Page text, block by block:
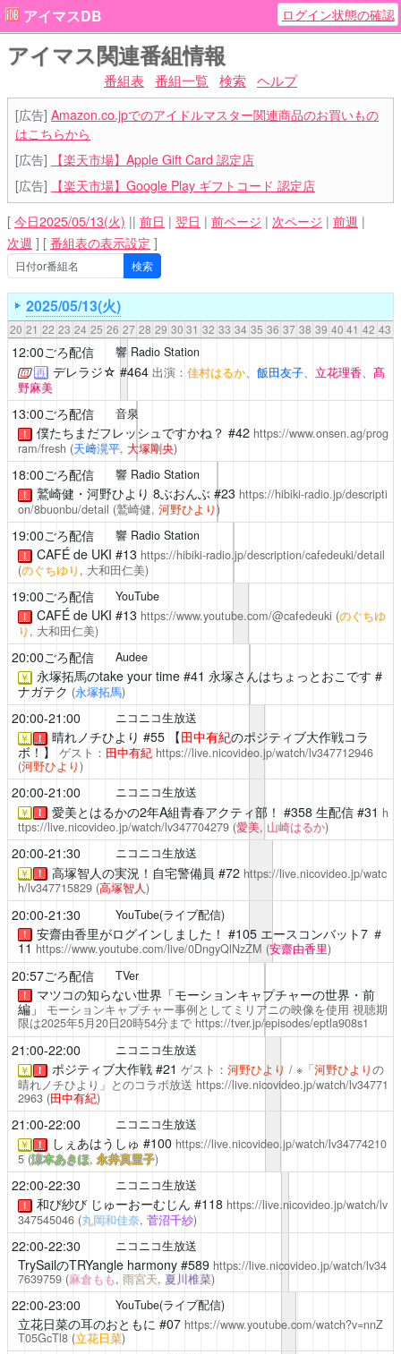
アイマスDB ログイン状態の確認
アイマス関連番組情報
番組表 番組一覧 検索 ヘルプ
[広告] Amazon.co.jpでのアイドルマスター関連商品のお買いもの
はこちらから
[広告]
【楽天市場】Apple Gift Card 認定店
[広告]
【楽天市場】Google Play ギフトコード 認定店
[ 今日2025/05/13(火) || 前日 | 翌日 | 前ページ | 次ページ | 前週 |
次週 ] [ 番組表の表示設定 ]
2025/05/13(火)
20 21 22 23 24 25 26 27 28 29 30 31 32 33 34 35 36 37 38 39 40 41 42 43
12:00ごろ配信 響 Radio Station
再 デレラジ☆ #464 出演： 佳村はるか、 飯田友子、 立花理香、 髙
野麻美
13:00ごろ配信 音泉
！ 僕たちまだフレッシュですかね？ #42 https://www.onsen.ag/prog
ram/fresh (天﨑滉平, 大塚剛央)
18:00ごろ配信 響 Radio Station
！ 鷲崎健・河野ひより 8ぶおんぶ#23 https://hibiki-radio.jp/descripti
on/8buonbu/detail (鷲崎健, 河野ひより)
19:00ごろ配信 響 Radio Station
！ CAFÉ de UKI #13 https://hibiki-radio.jp/description/cafedeuki/detail
(のぐちゆり , 大和田仁美)
19:00ごろ配信 YouTube
！ CAFÉ de UKI #13 https://www.youtube.com/@cafedeuki (のぐちゆ
り , 大和田仁美)
20:00ごろ配信 Audee
￥ 永塚拓馬のtake your time#41 永塚さんはちょっとおこです #
ナガテク (永塚拓馬)
20:00-21:00 ニコニコ生放送
￥ ！ 晴れノチひより #55 【田中有紀のポジティブ大作戦コラ
ボ！】 ゲスト： 田中有紀 https://live.nicovideo.jp/watch/lv347712946
(河野ひより)
20:00-21:00 ニコニコ生放送
￥ ！ 愛美とはるかの2年A組青春アクティ部！ #358 生配信 #31 h
ttps://live.nicovideo.jp/watch/lv347704279 (愛美, 山崎はるか)
20:00-21:30 ニコニコ生放送
￥ ！ 高塚智人の実況！自宅警備員 #72 https://live.nicovideo.jp/watc
h/lv347715829 (高塚智人)
20:00-21:30 YouTube(ライブ配信)
！ 安齋由香里がログインしました！ #105 エースコンバット7 ＃
11 https://www.youtube.com/live/0DngyQlNzZM (安齋由香里)
20:57ごろ配信 TVer
！
マツコの知らない世界「モーションキャプチャーの世界・前
編」
モーションキャプチャー事例としてミリアニの映像を使用 視聴期
限は2025年5月20日20時54分まで https://tver.jp/episodes/eptla908s1
21:00-22:00 ニコニコ生放送
￥ ！ ポジティブ大作戦#21 ゲスト： 河野ひより / ※「河野ひよりの
晴れノチひより」とのコラボ放送 https://live.nicovideo.jp/watch/lv34771
2963 (田中有紀)
21:00-22:00 ニコニコ生放送
￥ ！ しぇあはうしゅ #100 https://live.nicovideo.jp/watch/lv34774210
5 (涼本あきほ, 永井真里子)
22:00-22:30 ニコニコ生放送
！ 和び紗び じゅーおーむじん #118 https://live.nicovideo.jp/watch/lv
347545046 (丸岡和佳奈, 菅沼千紗)
22:00-22:30 ニコニコ生放送
TrySailのTRYangle harmony#589 https://live.nicovideo.jp/watch/lv34
7639759 (麻倉もも, 雨宮天, 夏川椎菜)
22:00-23:00 YouTube(ライブ配信)
立花日菜の耳のおともに #07 https://www.youtube.com/watch?v=nnZ
T05GcTl8 (立花日菜)